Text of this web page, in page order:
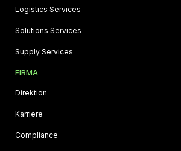
Logistics Services
Solutions Services
Supply Services
FIRMA
Direktion
Karriere
Compliance